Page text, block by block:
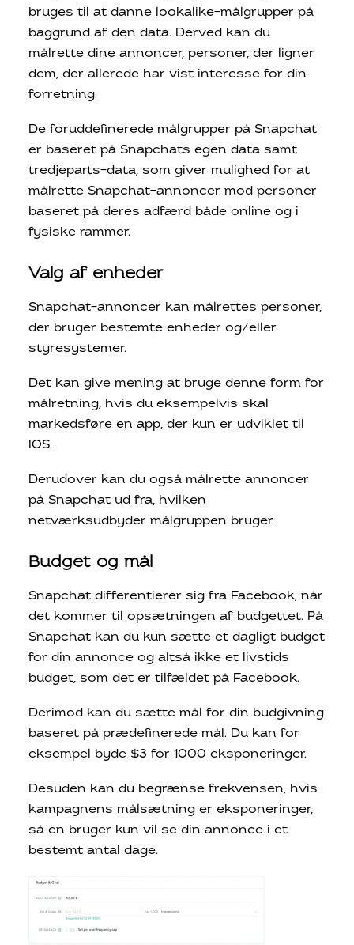
bruges til at danne lookalike-målgrupper på
baggrund af den data. Derved kan du
målrette dine annoncer, personer, der ligner
dem, der allerede har vist interesse for din
forretning.
De foruddefinerede målgrupper på Snapchat
er baseret på Snapchats egen data samt
tredjeparts-data, som giver mulighed for at
målrette Snapchat-annoncer mod personer
baseret på deres adfærd både online og i
fysiske rammer.
Valg af enheder
Snapchat-annoncer kan målrettes personer,
der bruger bestemte enheder og/eller
styresystemer.
Det kan give mening at bruge denne form for
målretning, hvis du eksempelvis skal
markedsføre en app, der kun er udviklet til
IOS.
Derudover kan du også målrette annoncer
på Snapchat ud fra, hvilken
netværksudbyder målgruppen bruger.
Budget og mål
Snapchat differentierer sig fra Facebook, når
det kommer til opsætningen af budgettet. På
Snapchat kan du kun sætte et dagligt budget
for din annonce og altså ikke et livstids
budget, som det er tilfældet på Facebook.
Derimod kan du sætte mål for din budgivning
baseret på prædefinerede mål. Du kan for
eksempel byde $3 for 1000 eksponeringer.
Desuden kan du begrænse frekvensen, hvis
kampagnens målsætning er eksponeringer,
så en bruger kun vil se din annonce i et
bestemt antal dage.